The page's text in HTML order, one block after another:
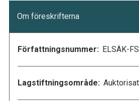
Om föreskrifterna
Författningsnummer: ELSÄK-
Lagstiftningsområde: